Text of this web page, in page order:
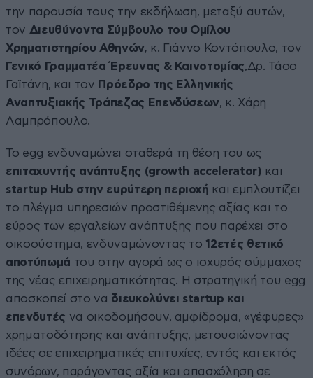
την παρουσία τους την εκδήλωση, μεταξύ αυτών,
τον Διευθύνοντα Σύμβουλο του Ομίλου
Χρηματιστηρίου Αθηνών, κ. Γιάννο Κοντόπουλο, τον
Γενικό Γραμματέα Έρευνας & Καινοτομίας,Δρ. Τάσο
Γαϊτάνη, και τον Πρόεδρο της Ελληνικής
Αναπτυξιακής Τράπεζας Επενδύσεων, κ. Χάρη
Λαμπρόπουλο.
Το egg ενδυναμώνει σταθερά τη θέση του ως
επιταχυντής ανάπτυξης (growth accelerator) και
startup Hub στην ευρύτερη περιοχή και εμπλουτίζει
το πλέγμα υπηρεσιών προστιθέμενης αξίας και το
εύρος των εργαλείων ανάπτυξης που παρέχει στο
οικοσύστημα, ενδυναμώνοντας το 12ετές θετικό
αποτύπωμά του στην αγορά ως ο ισχυρός σύμμαχος
της νέας επιχειρηματικότητας. Η στρατηγική του egg
αποσκοπεί στο να διευκολύνει startup και
επενδυτές να οικοδομήσουν, αμφίδρομα, «γέφυρες»
χρηματοδότησης και ανάπτυξης, μετουσιώνοντας
ιδέες σε επιχειρηματικές επιτυχίες, εντός και εκτός
συνόρων, παράγοντας αξία και απασχόληση σε